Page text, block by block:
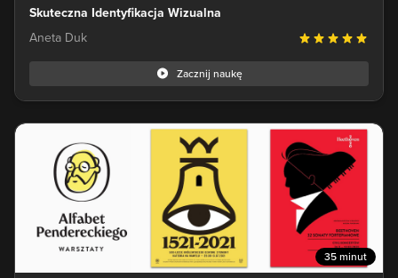
Skuteczna Identyfikacja Wizualna
Aneta Duk
Zacznij naukę
35 minut